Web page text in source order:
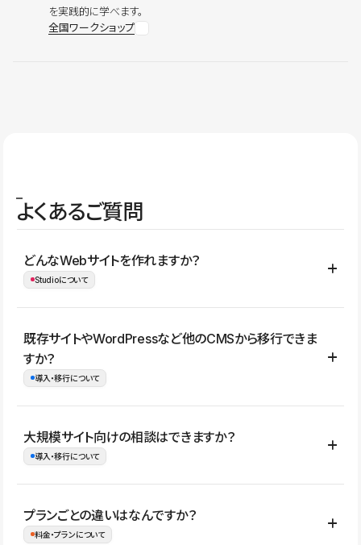
を実践的に学べます。
全国ワークショップ
よくあるご質問
どんなWebサイトを作れますか？
Studioについて
コーポレートサイト、サービスサイト、LP、採用サイト、ブロ
グ・メディア、イベントサイト、店舗・商品紹介サイト、ポートフ
ォリオなど幅広く制作できます。
既存サイトやWordPressなど他のCMSから移行できま
すか？
導入・移行について
はい。既存サイトの構成やコンテンツ、URLを整理したうえで、
Studio上に再構築する形で移行できます。 WordPressの場合は、
イト全体のデザインや設定がそのまま移行されるわけではないた
め、移行後にページ構成やデザイン、CMS設計、URL・リダイレク
大規模サイト向けの相談はできますか？
導入・移行について
はい。アクセス規模が大きいサイトや、複数部門での運用、権限管
理、セキュリティ確認、既存システムとの連携など、個別の要件が
プランごとの違いはなんですか？
料金・プランについて